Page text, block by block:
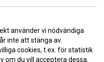
använder vi nödvändiga
inte att stänga av.
cookies, t.ex. för statistik
om du vill acceptera dessa.